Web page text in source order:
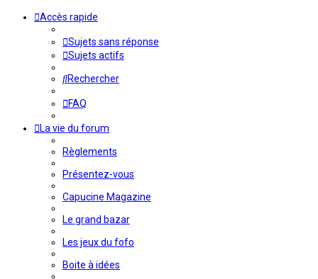
Accès rapide
Sujets sans réponse
Sujets actifs
Rechercher
FAQ
La vie du forum
Règlements
Présentez-vous
Capucine Magazine
Le grand bazar
Les jeux du fofo
Boite à idées